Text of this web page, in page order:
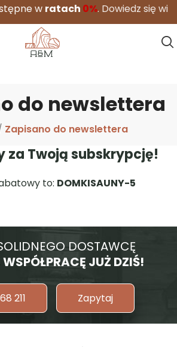
do newslettera
Zapisano do newslettera
za Twoją subskrypcję!
to: DOMKISAUNY-5
DOSTAWCĘ
JUŻ DZIŚ!
211 Zapytaj
wratach0%.Dowiedz się więcej